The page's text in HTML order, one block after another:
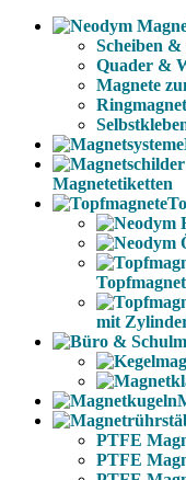
Scheiben &
Quader &
Magnete
Magnetetiketten
mit
PTFE
PTFE